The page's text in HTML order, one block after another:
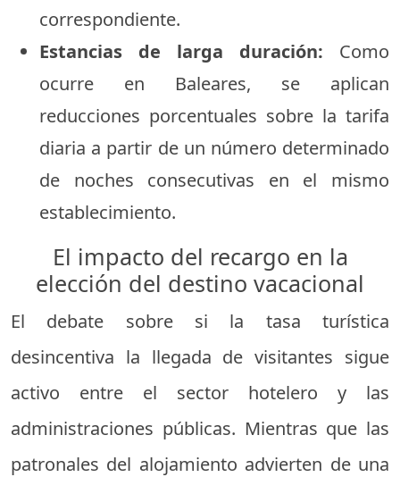
correspondiente.
Estancias de larga duración: Como
ocurre en Baleares, se aplican
reducciones porcentuales sobre la tarifa
diaria a partir de un número determinado
de noches consecutivas en el mismo
establecimiento.
El impacto del recargo en la
elección del destino vacacional
El debate sobre si la tasa turística
desincentiva la llegada de visitantes sigue
activo entre el sector hotelero y las
administraciones públicas. Mientras que las
patronales del alojamiento advierten de una